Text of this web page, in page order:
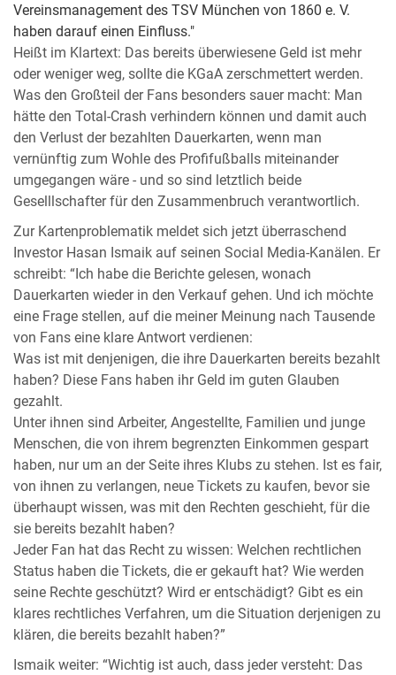
Vereinsmanagement des TSV München von 1860 e. V.
haben darauf einen Einfluss."
Heißt im Klartext: Das bereits überwiesene Geld ist mehr
oder weniger weg, sollte die KGaA zerschmettert werden.
Was den Großteil der Fans besonders sauer macht: Man
hätte den Total-Crash verhindern können und damit auch
den Verlust der bezahlten Dauerkarten, wenn man
vernünftig zum Wohle des Profifußballs miteinander
umgegangen wäre - und so sind letztlich beide
Geselllschafter für den Zusammenbruch verantwortlich.
Zur Kartenproblematik meldet sich jetzt überraschend
Investor Hasan Ismaik auf seinen Social Media-Kanälen. Er
schreibt: “Ich habe die Berichte gelesen, wonach
Dauerkarten wieder in den Verkauf gehen. Und ich möchte
eine Frage stellen, auf die meiner Meinung nach Tausende
von Fans eine klare Antwort verdienen:
Was ist mit denjenigen, die ihre Dauerkarten bereits bezahlt
haben? Diese Fans haben ihr Geld im guten Glauben
gezahlt.
Unter ihnen sind Arbeiter, Angestellte, Familien und junge
Menschen, die von ihrem begrenzten Einkommen gespart
haben, nur um an der Seite ihres Klubs zu stehen. Ist es fair,
von ihnen zu verlangen, neue Tickets zu kaufen, bevor sie
überhaupt wissen, was mit den Rechten geschieht, für die
sie bereits bezahlt haben?
Jeder Fan hat das Recht zu wissen: Welchen rechtlichen
Status haben die Tickets, die er gekauft hat? Wie werden
seine Rechte geschützt? Wird er entschädigt? Gibt es ein
klares rechtliches Verfahren, um die Situation derjenigen zu
klären, die bereits bezahlt haben?”
Ismaik weiter: “Wichtig ist auch, dass jeder versteht: Das